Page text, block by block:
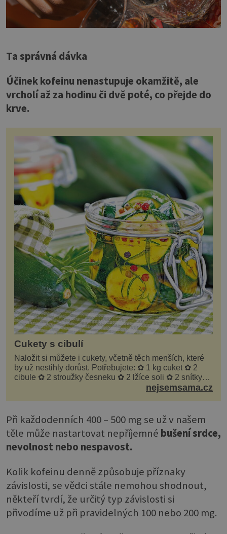
Ta správná dávka
Účinek kofeinu nenastupuje okamžitě, ale
vrcholí až za hodinu či dvě poté, co přejde do
krve.
Cukety s cibulí
Naložit si můžete i cukety, včetně těch menších, které
by už nestihly dorůst. Potřebujete: ✿ 1 kg cuket ✿ 2
cibule ✿ 2 stroužky česneku ✿ 2 lžíce soli ✿ 2 snítky
kopru ✿ hrst petrželky Nálev: ✿ 400 m...nejsemsama.cz
Při každodenních 400 – 500 mg se už v našem
těle může nastartovat nepříjemné bušení srdce,
nevolnost nebo nespavost.
Kolik kofeinu denně způsobuje příznaky
závislosti, se vědci stále nemohou shodnout,
někteří tvrdí, že určitý typ závislosti si
přivodíme už při pravidelných 100 nebo 200 mg.